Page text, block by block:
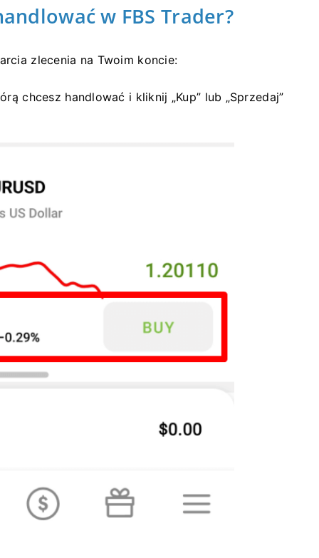
w FBS Trader?
zlecenia na Twoim koncie:
chcesz handlować i kliknij „Kup” lub „Sprzedaj”